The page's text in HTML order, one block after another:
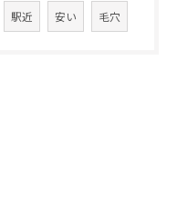
駅近 安い 毛穴